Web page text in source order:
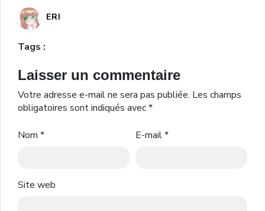
ERI
Tags :
Laisser un commentaire
Votre adresse e-mail ne sera pas publiée. Les champs
obligatoires sont indiqués avec*
Nom * E-mail*
Site web